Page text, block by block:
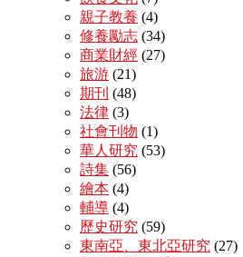
親子教養 (4)
修養勵志 (34)
商業財經 (27)
旅游 (21)
期刊 (48)
法律 (3)
社會刊物 (1)
華人研究 (53)
詩集 (56)
繪本 (4)
輔導 (4)
歷史研究 (59)
東南亞、東北亞研究 (27)